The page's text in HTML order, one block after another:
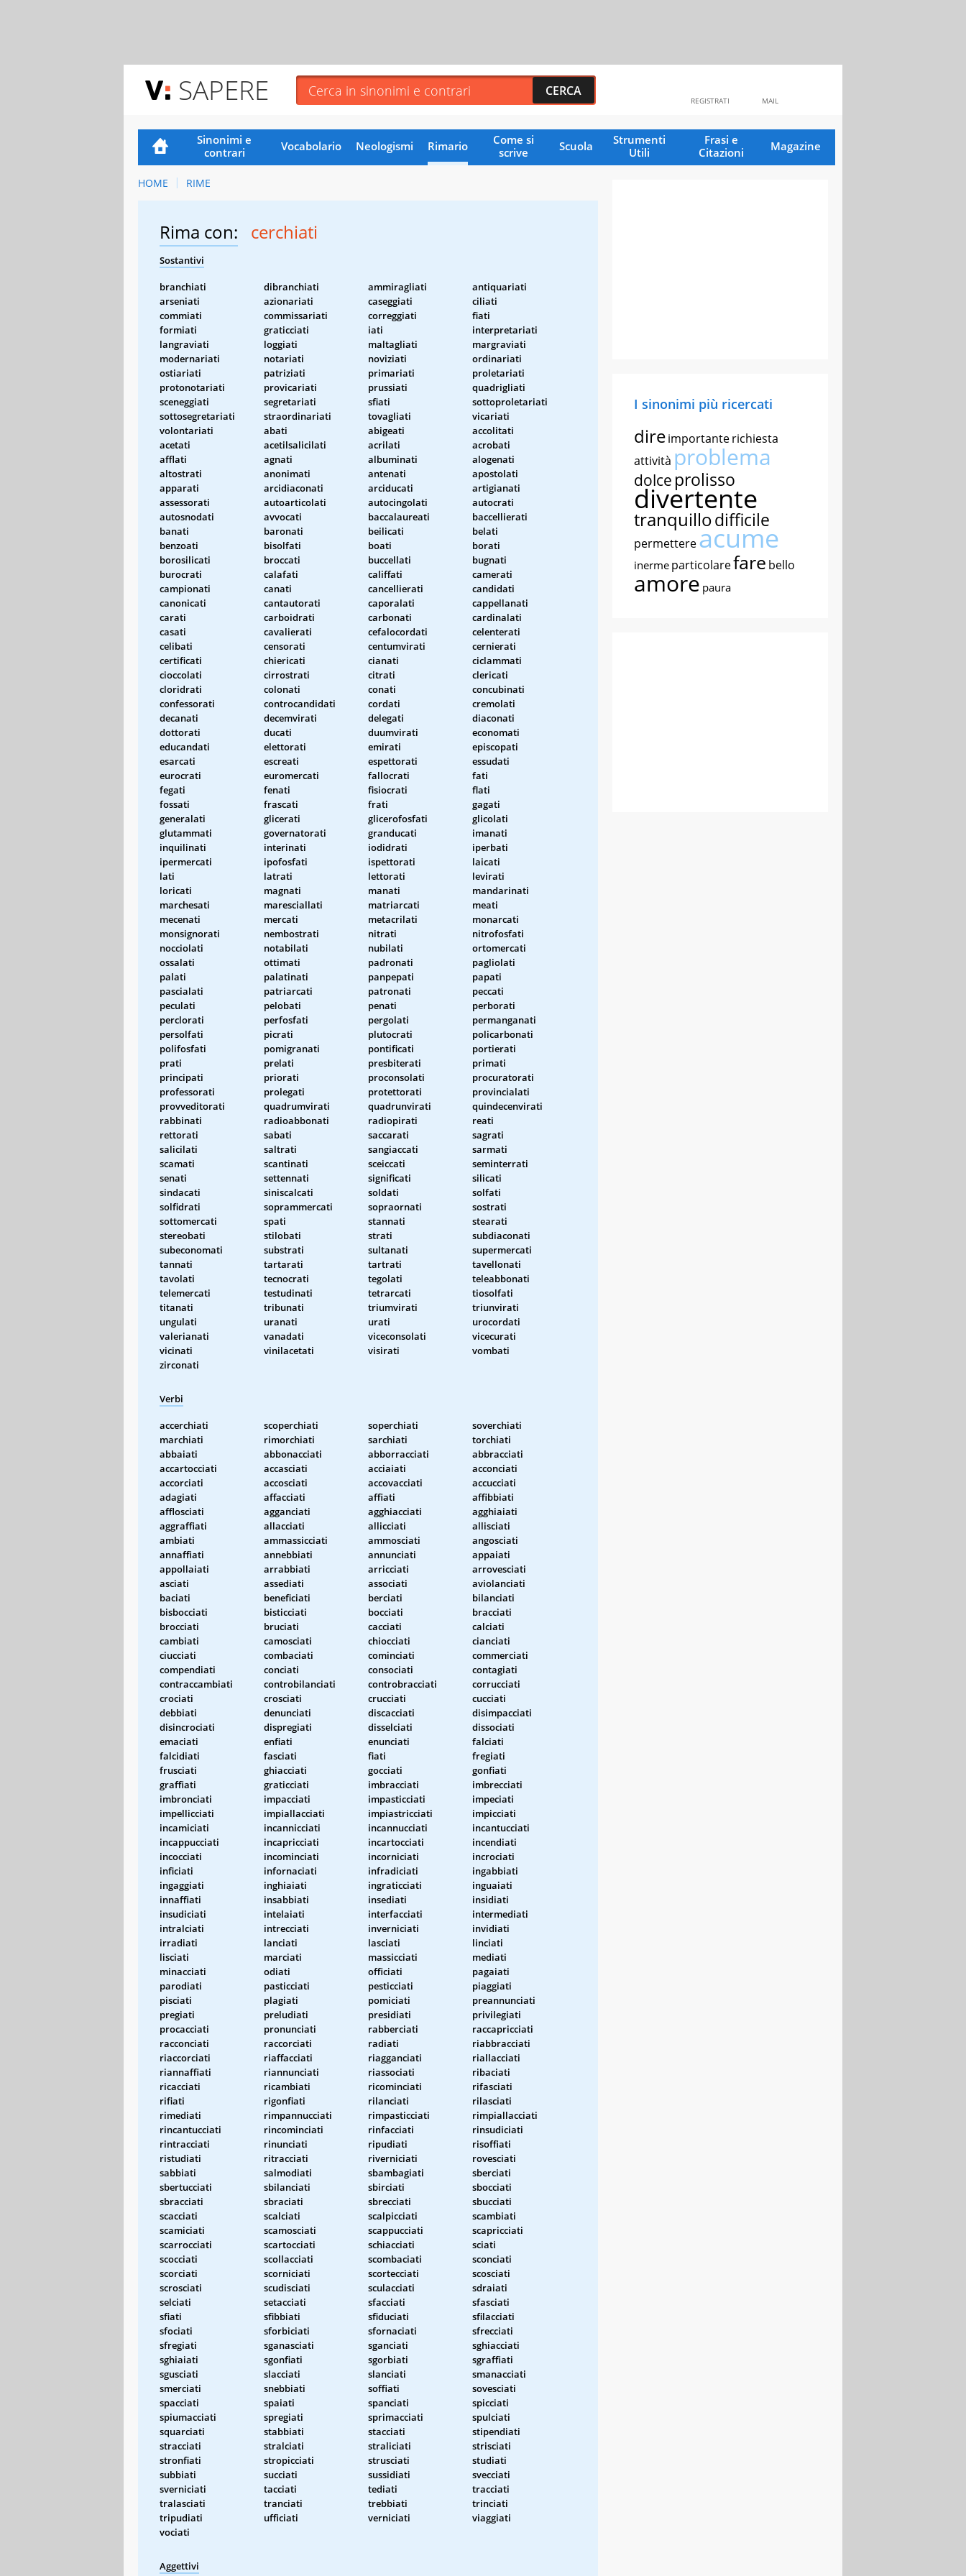
SAPERE MAIL
REGISTRATI
Sinonimi e
contrari
Vocabolario Neologismi Rimario
Come si
scrive
Scuola
Strumenti
Utili
Frasi e
Citazioni
Magazine
HOME RIME
Rima con: cerchiati
Sostantivi
branchiati dibranchiati ammiragliati
antiquariati
arseniati
azionariati caseggiati
ciliati
commiati
commissariati correggiati
fiati
formiati
graticciati iati
interpretariati
langraviati
loggiati maltagliati
margraviati
modernariati
notariati noviziati
ordinariati
ostiariati
patriziati primariati
proletariati
protonotariati
provicariati prussiati
quadrigliati
sceneggiati
segretariati sfiati
sottoproletariati
sottosegretariati
straordinariati tovagliati
vicariati
volontariati
abati abigeati
accolitati
acetati
acetilsalicilati acrilati
acrobati
afflati
agnati albuminati
alogenati
altostrati
anonimati antenati
apostolati
apparati
arcidiaconati arciducati
artigianati
assessorati
autoarticolati autocingolati
autocrati
autosnodati
avvocati baccalaureati
baccellierati
banati
baronati beilicati
belati
benzoati
bisolfati boati
borati
borosilicati
broccati buccellati
bugnati
burocrati
calafati califfati
camerati
campionati
canati cancellierati
candidati
canonicati
cantautorati caporalati
cappellanati
carati
carboidrati carbonati
cardinalati
casati
cavalierati cefalocordati
celenterati
celibati
censorati centumvirati
cernierati
certificati
chiericati cianati
ciclammati
cioccolati
cirrostrati citrati
clericati
cloridrati
colonati conati
concubinati
confessorati
controcandidati cordati
cremolati
decanati
decemvirati delegati
diaconati
dottorati
ducati duumvirati
economati
educandati
elettorati emirati
episcopati
esarcati
escreati espettorati
essudati
eurocrati
euromercati fallocrati
fati
fegati
fenati fisiocrati
flati
fossati
frascati frati
gagati
generalati
glicerati glicerofosfati
glicolati
glutammati
governatorati granducati
imanati
inquilinati
interinati iodidrati
iperbati
ipermercati
ipofosfati ispettorati
laicati
lati
latrati lettorati
levirati
loricati
magnati manati
mandarinati
marchesati
maresciallati matriarcati
meati
mecenati
mercati metacrilati
monarcati
monsignorati
nembostrati nitrati
nitrofosfati
nocciolati
notabilati nubilati
ortomercati
ossalati
ottimati padronati
pagliolati
palati
palatinati panpepati
papati
pascialati
patriarcati patronati
peccati
peculati
pelobati penati
perborati
perclorati
perfosfati pergolati
permanganati
persolfati
picrati plutocrati
policarbonati
polifosfati
pomigranati pontificati
portierati
prati
prelati presbiterati
primati
principati
priorati proconsolati
procuratorati
professorati
prolegati protettorati
provincialati
provveditorati
quadrumvirati quadrunvirati
quindecenvirati
rabbinati
radioabbonati radiopirati
reati
rettorati
sabati saccarati
sagrati
salicilati
saltrati sangiaccati
sarmati
scamati
scantinati sceiccati
seminterrati
senati
settennati significati
silicati
sindacati
siniscalcati soldati
solfati
solfidrati
soprammercati sopraornati
sostrati
sottomercati
spati stannati
stearati
stereobati
stilobati strati
subdiaconati
subeconomati
substrati sultanati
supermercati
tannati
tartarati tartrati
tavellonati
tavolati
tecnocrati tegolati
teleabbonati
telemercati
testudinati tetrarcati
tiosolfati
titanati
tribunati triumvirati
triunvirati
ungulati
uranati urati
urocordati
valerianati
vanadati viceconsolati
vicecurati
vicinati
vinilacetati visirati
vombati
zirconati
Verbi
accerchiati scoperchiati soperchiati
soverchiati
marchiati
rimorchiati sarchiati
torchiati
abbaiati
abbonacciati abborracciati
abbracciati
accartocciati
accasciati acciaiati
acconciati
accorciati
accosciati accovacciati
accucciati
adagiati
affacciati affiati
affibbiati
afflosciati
agganciati agghiacciati
agghiaiati
aggraffiati
allacciati allicciati
allisciati
ambiati
ammassicciati ammosciati
angosciati
annaffiati
annebbiati annunciati
appaiati
appollaiati
arrabbiati arricciati
arrovesciati
asciati
assediati associati
aviolanciati
baciati
beneficiati berciati
bilanciati
bisbocciati
bisticciati bocciati
bracciati
brocciati
bruciati cacciati
calciati
cambiati
camosciati chiocciati
cianciati
ciucciati
combaciati cominciati
commerciati
compendiati
conciati consociati
contagiati
contraccambiati
controbilanciati controbracciati
corrucciati
crociati
crosciati crucciati
cucciati
debbiati
denunciati discacciati
disimpacciati
disincrociati
dispregiati disselciati
dissociati
emaciati
enfiati enunciati
falciati
falcidiati
fasciati fiati
fregiati
frusciati
ghiacciati gocciati
gonfiati
graffiati
graticciati imbracciati
imbrecciati
imbronciati
impacciati impasticciati
impeciati
impellicciati
impiallacciati impiastricciati
impicciati
incamiciati
incannicciati incannucciati
incantucciati
incappucciati
incapricciati incartocciati
incendiati
incocciati
incominciati incorniciati
incrociati
inficiati
infornaciati infradiciati
ingabbiati
ingaggiati
inghiaiati ingraticciati
inguaiati
innaffiati
insabbiati insediati
insidiati
insudiciati
intelaiati interfacciati
intermediati
intralciati
intrecciati inverniciati
invidiati
irradiati
lanciati lasciati
linciati
lisciati
marciati massicciati
mediati
minacciati
odiati officiati
pagaiati
parodiati
pasticciati pesticciati
piaggiati
pisciati
plagiati pomiciati
preannunciati
pregiati
preludiati presidiati
privilegiati
procacciati
pronunciati rabberciati
raccapricciati
racconciati
raccorciati radiati
riabbracciati
riaccorciati
riaffacciati riagganciati
riallacciati
riannaffiati
riannunciati riassociati
ribaciati
ricacciati
ricambiati ricominciati
rifasciati
rifiati
rigonfiati rilanciati
rilasciati
rimediati
rimpannucciati rimpasticciati
rimpiallacciati
rincantucciati
rincominciati rinfacciati
rinsudiciati
rintracciati
rinunciati ripudiati
risoffiati
ristudiati
ritracciati riverniciati
rovesciati
sabbiati
salmodiati sbambagiati
sberciati
sbertucciati
sbilanciati sbirciati
sbocciati
sbracciati
sbraciati sbrecciati
sbucciati
scacciati
scalciati scalpicciati
scambiati
scamiciati
scamosciati scappucciati
scapricciati
scarrocciati
scartocciati schiacciati
sciati
scocciati
scollacciati scombaciati
sconciati
scorciati
scorniciati scortecciati
scosciati
scrosciati
scudisciati sculacciati
sdraiati
selciati
setacciati sfacciati
sfasciati
sfiati
sfibbiati sfiduciati
sfilacciati
sfociati
sforbiciati sfornaciati
sfrecciati
sfregiati
sganasciati sganciati
sghiacciati
sghiaiati
sgonfiati sgorbiati
sgraffiati
sgusciati
slacciati slanciati
smanacciati
smerciati
snebbiati soffiati
sovesciati
spacciati
spaiati spanciati
spicciati
spiumacciati
spregiati sprimacciati
spulciati
squarciati
stabbiati stacciati
stipendiati
stracciati
stralciati straliciati
strisciati
stronfiati
stropicciati strusciati
studiati
subbiati
succiati sussidiati
svecciati
sverniciati
tacciati tediati
tracciati
tralasciati
tranciati trebbiati
trinciati
tripudiati
ufficiati verniciati
viaggiati
vociati
Aggettivi
I sinonimi più ricercati
direimportanterichiesta
attività problema
dolce prolisso
divertente
tranquillodifficile
permettereacume
inerme particolarefare bello
amore paura